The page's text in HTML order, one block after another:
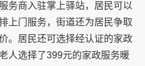
务商入驻掌上驿站，居民可以
上门服务，街道还为居民争取
。居民还可选择经认证的家政
人选择了399元的家政服务暖